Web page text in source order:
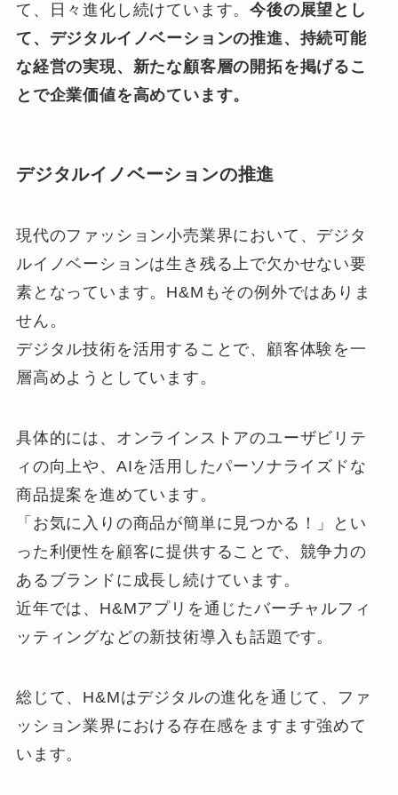
て、日々進化し続けています。今後の展望とし
て、デジタルイノベーションの推進、持続可能
な経営の実現、新たな顧客層の開拓を掲げるこ
とで企業価値を高めています。
デジタルイノベーションの推進
現代のファッション小売業界において、デジタ
ルイノベーションは生き残る上で欠かせない要
素となっています。H&Mもその例外ではありま
せん。
デジタル技術を活用することで、顧客体験を一
層高めようとしています。
具体的には、オンラインストアのユーザビリテ
ィの向上や、AIを活用したパーソナライズドな
商品提案を進めています。
「お気に入りの商品が簡単に見つかる！」とい
った利便性を顧客に提供することで、競争力の
あるブランドに成長し続けています。
近年では、H&Mアプリを通じたバーチャルフィ
ッティングなどの新技術導入も話題です。
総じて、H&Mはデジタルの進化を通じて、ファ
ッション業界における存在感をますます強めて
います。